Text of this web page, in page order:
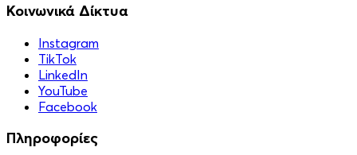
Κοινωνικά Δίκτυα
Instagram
TikTok
LinkedIn
YouTube
Facebook
Πληροφορίες